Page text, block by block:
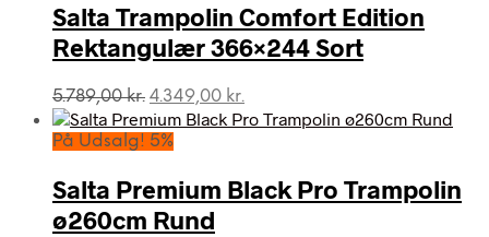
Salta Trampolin Comfort Edition
Rektangulær 366×244 Sort
5.789,00kr. Den
oprindelige
pris
5.789,00 kr..
4.349,00 kr.
aktuelle
4.349,00 kr..
På Udsalg! 5%
Salta Premium Black Pro Trampolin
ø260cm Rund